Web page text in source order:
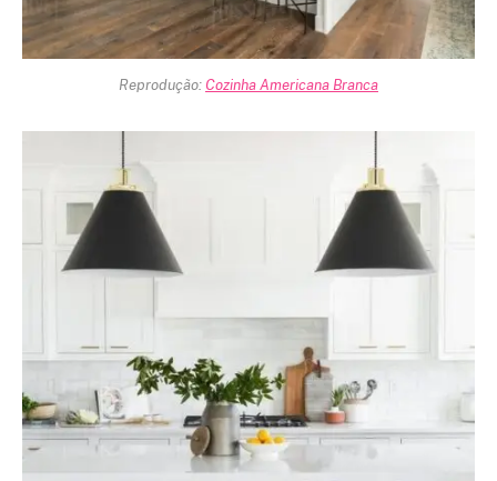
Reprodução: Cozinha Americana Branca